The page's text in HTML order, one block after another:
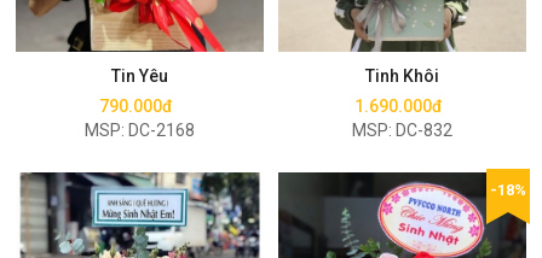
Tin Yêu
790.000đ
MSP: DC-2168
Mua ngay
Tinh Khôi
1.690.000đ
MSP: DC-832
Mua ngay
-18%